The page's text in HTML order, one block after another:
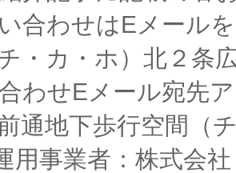
い合わせはEメール
・カ・ホ）北２条
わせEメール宛先
通地下歩行空間（
事業者：株式会